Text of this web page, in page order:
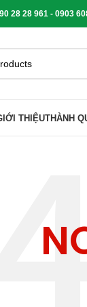
28 28 961 - 0903
THIỆUTHÀNH